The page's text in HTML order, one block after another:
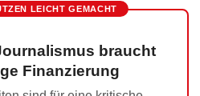
LEICHT GEMACHT
braucht
Finanzierung